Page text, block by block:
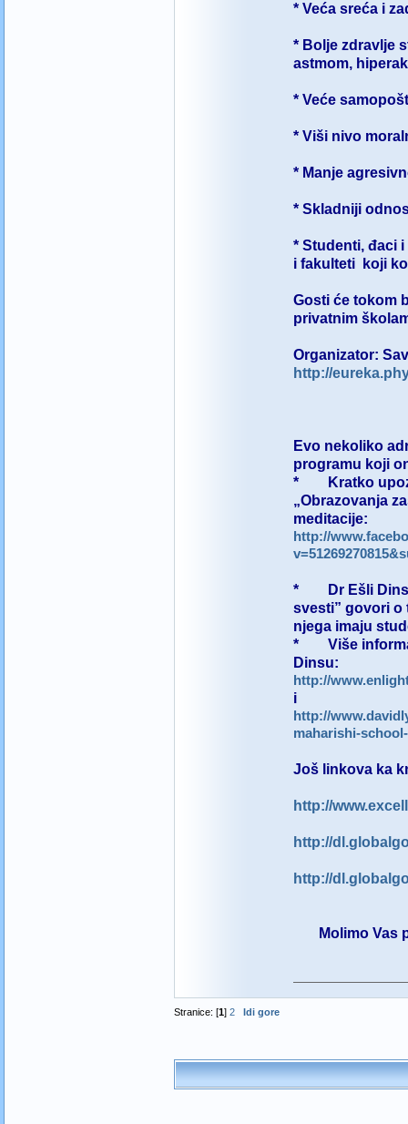
* Veća sreća i
* Bolje zdravlje
astmom,
* Veće
* Viši nivo
* Manje
* Skladniji
* Studenti, đaci
i fakulteti koji
Gosti će tokom
privatnim
Organizator:
http://
Evo nekoliko
programu koji
* Kratko
„Obrazovanja
meditacije:
http://
* Dr Ešli Dins,
svesti” govori o
njega imaju
* Više
Dinsu:
http://
i
http://
maharishi-
Još linkova ka
http://
http://
http://
Molimo Vas
Stranice: [1] 2 Idi gore